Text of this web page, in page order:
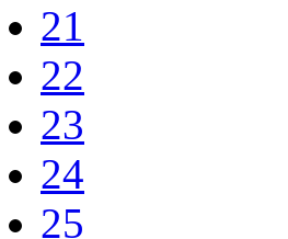
21
22
23
24
25